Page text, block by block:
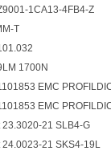
1CA13-4FB4-Z
T
1700N
EMC
EMC
21 SLB4-G
21 SKS4-19L